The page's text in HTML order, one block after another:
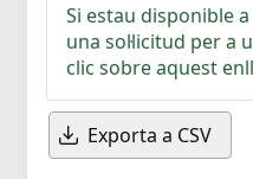
Si estau disponible
una sol·licitud per a
clic sobre aquest
Exporta a CSV